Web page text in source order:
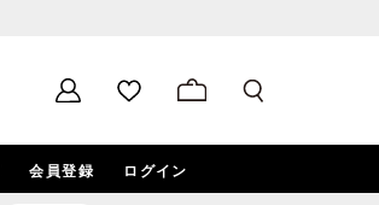
会員登録 ログイン